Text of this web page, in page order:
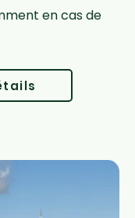
en cas de